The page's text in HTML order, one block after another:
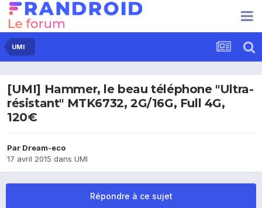
UMI
[UMI] Hammer, le beau téléphone "Ultra-
résistant" MTK6732, 2G/16G, Full 4G,
120€
Par Dream-eco
17 avril 2015 dans UMI
Répondre à ce sujet